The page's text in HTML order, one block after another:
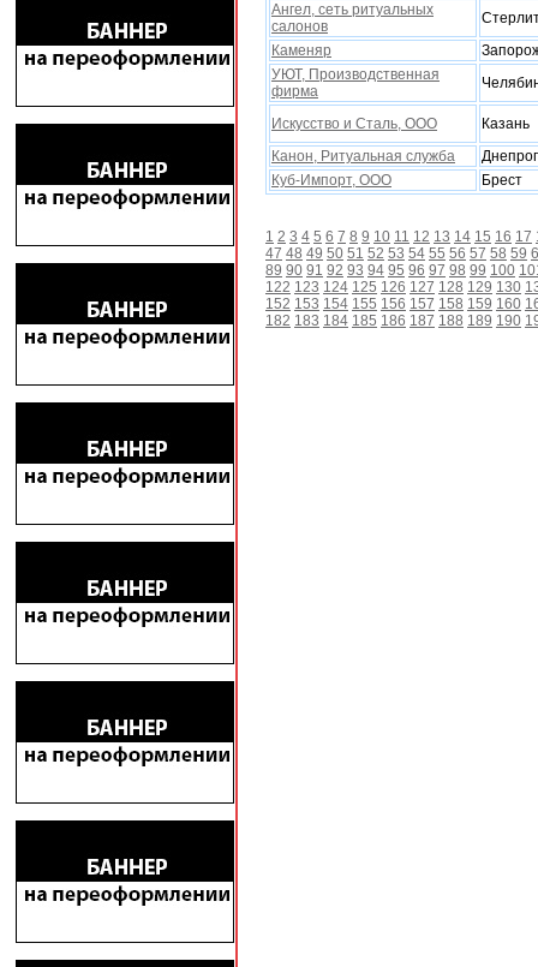
Ангел, сеть ритуальных
салонов
Каменяр
УЮТ, Производственная
фирма
Искусство и Сталь, ООО
Казань
Канон, Ритуальная служба
Куб-Импорт, ООО
Брест
1 2 3 4 5 6 7 8 9 10 11 12 13 14 15 16 17
47 48 49 50 51 52 53 54 55 56 57 58 59
89 90 91 92 93 94 95 96 97 98 99 100
122 123 124 125 126 127 128 129 130
152 153 154 155 156 157 158 159 160
182 183 184 185 186 187 188 189 190